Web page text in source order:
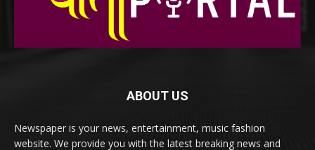
ABOUT US
Newspaper is your news, entertainment, music fashion
website. We provide you with the latest breaking news and